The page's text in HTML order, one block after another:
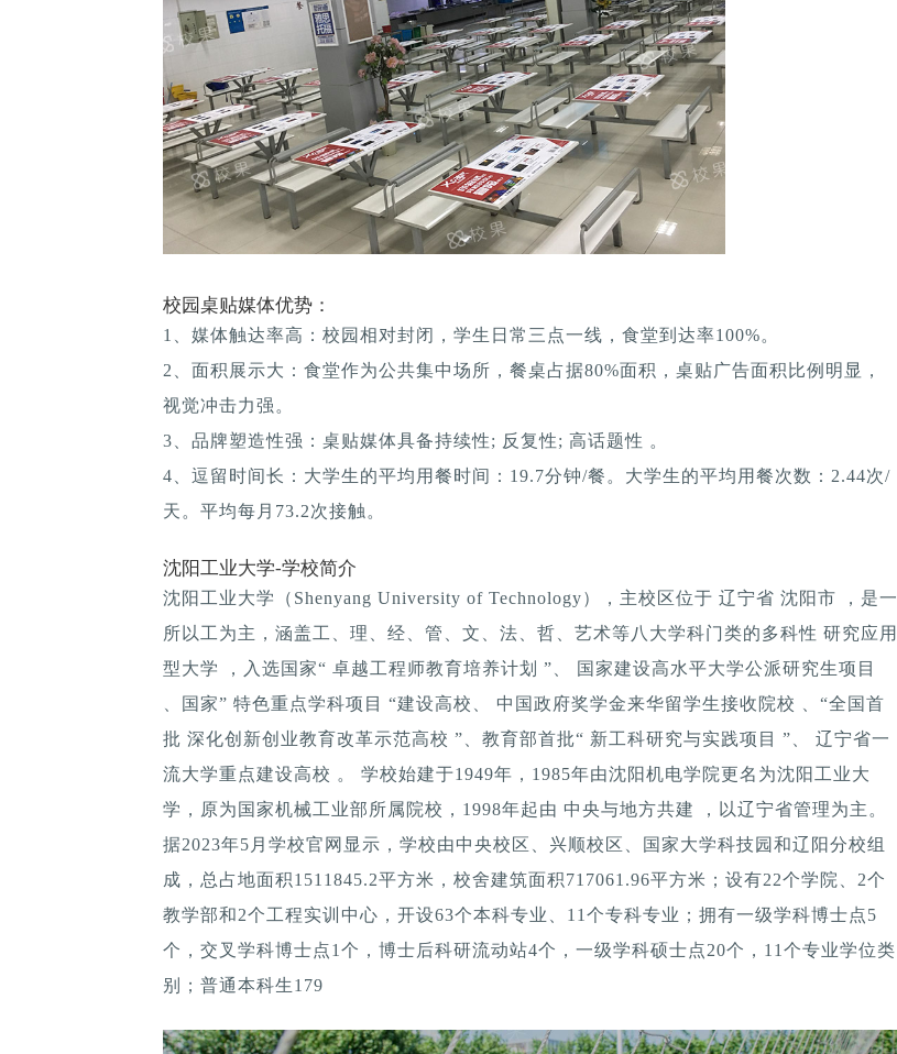
校园桌贴媒体优势：
1、媒体触达率高：校园相对封闭，学生日常三点一线，食堂到达率100%。
2、面积展示大：食堂作为公共集中场所，餐桌占据80%面积，桌贴广告面积比例明显，
视觉冲击力强。
3、品牌塑造性强：桌贴媒体具备持续性; 反复性; 高话题性 。
4、逗留时间长：大学生的平均用餐时间：19.7分钟/餐。大学生的平均用餐次数：2.44次/
天。平均每月73.2次接触。
沈阳工业大学-学校简介
沈阳工业大学（Shenyang University of Technology），主校区位于 辽宁省 沈阳市 ，是一
所以工为主，涵盖工、理、经、管、文、法、哲、艺术等八大学科门类的多科性 研究应用
型大学 ，入选国家“ 卓越工程师教育培养计划 ”、 国家建设高水平大学公派研究生项目
、国家” 特色重点学科项目 “建设高校、 中国政府奖学金来华留学生接收院校 、“全国首
批 深化创新创业教育改革示范高校 ”、教育部首批“ 新工科研究与实践项目 ”、 辽宁省一
流大学重点建设高校 。 学校始建于1949年，1985年由沈阳机电学院更名为沈阳工业大
学，原为国家机械工业部所属院校，1998年起由 中央与地方共建 ，以辽宁省管理为主。
据2023年5月学校官网显示，学校由中央校区、兴顺校区、国家大学科技园和辽阳分校组
成，总占地面积1511845.2平方米，校舍建筑面积717061.96平方米；设有22个学院、2个
教学部和2个工程实训中心，开设63个本科专业、11个专科专业；拥有一级学科博士点5
个，交叉学科博士点1个，博士后科研流动站4个，一级学科硕士点20个，11个专业学位类
别；普通本科生179